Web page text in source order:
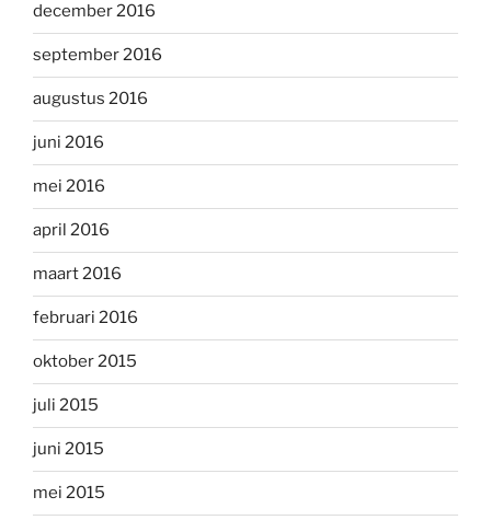
december 2016
september 2016
augustus 2016
juni 2016
mei 2016
april 2016
maart 2016
februari 2016
oktober 2015
juli 2015
juni 2015
mei 2015